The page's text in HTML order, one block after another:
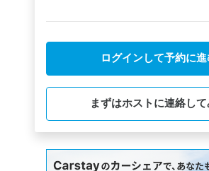
ログインして予約に進
まずはホストに連絡して